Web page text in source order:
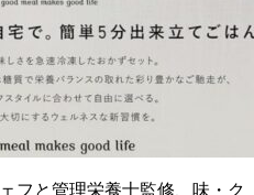
フと管理栄養士監修、味・ク